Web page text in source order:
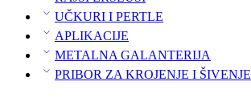
UČKURI I PERTLE
APLIKACIJE
METALNA GALANTERIJA
PRIBOR ZA KROJENJE I ŠIVENJE